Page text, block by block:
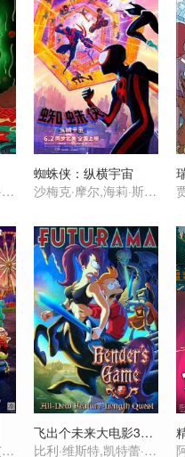
克里斯·帕内尔,萨拉·乔克,斯宾瑟·格拉默
蜘蛛侠：纵横宇宙
沙梅克·摩尔,海莉·斯坦菲尔德,奥斯卡·伊萨克,杰克·约翰逊,伊萨·雷,詹森·舒瓦兹曼,马赫沙拉·阿里,布莱恩·泰里·亨利,劳伦·维勒斯,丹尼尔·卡卢亚,卡兰·索尼,安迪·萨姆伯格,乔玛·塔科内,唐纳德·格洛弗,谢伊·惠格姆,阿曼德拉·斯坦伯格 ,瑞秋·德拉彻,佩吉·陆,安德鲁·加菲尔德,佐伊·克罗维兹,约翰·木兰尼,贵美子·格伦,克里斯·派恩
汤姆·汉克斯,蒂姆·艾伦,安妮·波茨,托尼·海尔,科甘-迈克尔·凯,玛德琳·麦格劳,克里斯蒂娜·亨德里克斯,乔丹·皮尔,基努·里维斯,松村艾丽,杰伊·埃尔南德斯,罗里·艾伦,琼·库萨克,邦尼·亨特,克里斯汀·沙尔,华莱士·肖恩,约翰·拉岑贝格,布莱克·克拉克,朱恩·斯奎布,卡尔·韦瑟斯,唐·里克斯,杰夫·格尔林,朱莉安娜·汉森,爱丝黛儿·哈里斯,劳里·梅特卡夫,史蒂夫·波赛尔,梅尔·布鲁克斯,艾伦·欧朋海默,卡罗尔·博内特,贝蒂·怀特,卡尔·雷纳,比尔·哈德尔,帕特丽夏·阿奎特,提摩西·道尔顿,弗利,梅丽
飞出个未来大电影3：班德的游戏
比利·维斯特,凯特蕾·萨加尔,约翰·迪·马吉欧,特蕾丝·麦克尼尔,莫里斯·拉马奇,菲尔·拉马,劳伦·汤姆,大卫·赫尔曼,凯斯·索西,弗兰克·维尔克